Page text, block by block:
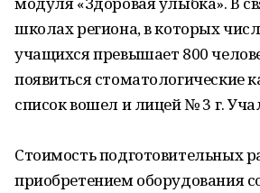
школах региона, в которых
учащихся превышает 800
появиться стоматологические
список вошел и лицей № 3 г.
Стоимость подготовительных
приобретением оборудования